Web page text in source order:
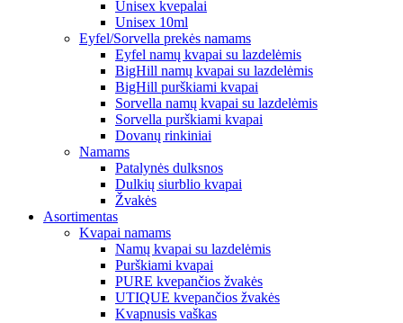
Unisex kvepalai
Unisex 10ml
Eyfel/Sorvella prekės namams
Eyfel namų kvapai su lazdelėmis
BigHill namų kvapai su lazdelėmis
BigHill purškiami kvapai
Sorvella namų kvapai su lazdelėmis
Sorvella purškiami kvapai
Dovanų rinkiniai
Namams
Patalynės dulksnos
Dulkių siurblio kvapai
Žvakės
Asortimentas
Kvapai namams
Namų kvapai su lazdelėmis
Purškiami kvapai
PURE kvepančios žvakės
UTIQUE kvepančios žvakės
Kvapnusis vaškas